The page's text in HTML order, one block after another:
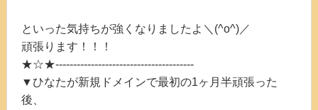
といった気持ちが強くなりましたよ＼(^o^)／
頑張ります！！！
★☆★---------------------------------------
▼ひなたが新規ドメインで最初の1ヶ月半頑張った
後、